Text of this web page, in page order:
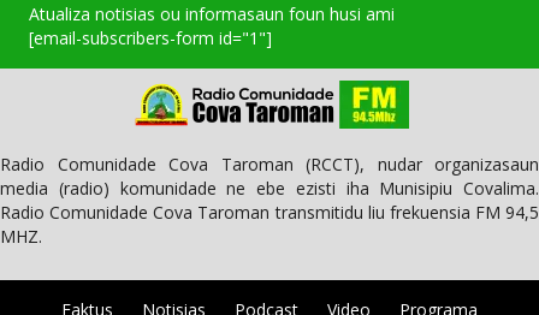
Atualiza notisias ou informasaun foun husi ami
[email-subscribers-form id="1"]
Radio Comunidade Cova Taroman (RCCT), nudar organizasaun
media (radio) komunidade ne ebe ezisti iha Munisipiu Covalima.
Radio Comunidade Cova Taroman transmitidu liu frekuensia FM 94,5
MHZ.
Faktus Notisias Podcast Video Programa